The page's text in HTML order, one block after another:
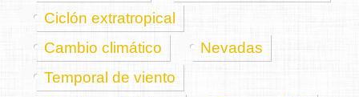
Ciclón extratropical
Cambio climático
Nevadas
Temporal de viento